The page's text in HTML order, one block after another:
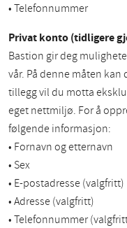
• Telefonnummer
Privat konto (tidligere
Bastion gir deg
vår. På denne måten
tillegg vil du motta
eget nettmiljø. For å
følgende informasjon:
• Fornavn og etternavn
• Sex
• E-postadresse (valgfritt)
• Adresse (valgfritt)
• Telefonnummer